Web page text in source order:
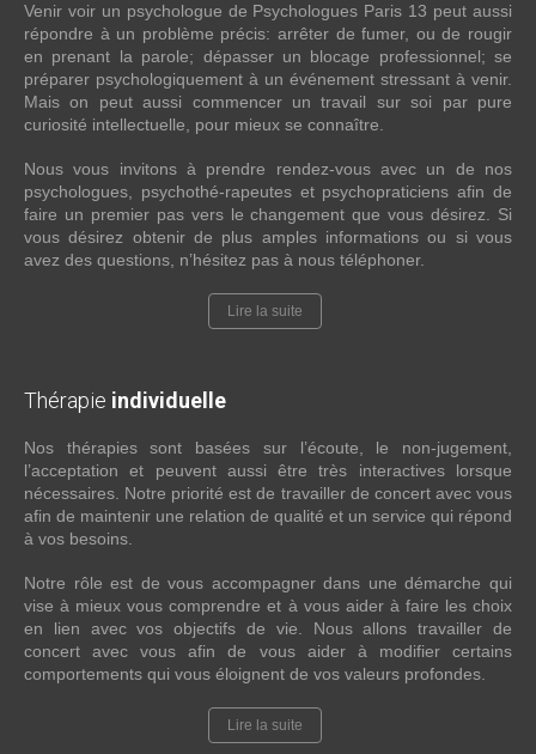
Venir voir un psychologue de Psychologues Paris 13 peut aussi
répondre à un problème précis: arrêter de fumer, ou de rougir
en prenant la parole; dépasser un blocage professionnel; se
préparer psychologiquement à un événement stressant à venir.
Mais on peut aussi commencer un travail sur soi par pure
curiosité intellectuelle, pour mieux se connaître.
Nous vous invitons à prendre rendez-vous avec un de nos
psychologues, psychothé-rapeutes et psychopraticiens afin de
faire un premier pas vers le changement que vous désirez. Si
vous désirez obtenir de plus amples informations ou si vous
avez des questions, n’hésitez pas à nous téléphoner.
Lire la suite
Thérapie individuelle
Nos thérapies sont basées sur l’écoute, le non-jugement,
l’acceptation et peuvent aussi être très interactives lorsque
nécessaires. Notre priorité est de travailler de concert avec vous
afin de maintenir une relation de qualité et un service qui répond
à vos besoins.
Notre rôle est de vous accompagner dans une démarche qui
vise à mieux vous comprendre et à vous aider à faire les choix
en lien avec vos objectifs de vie. Nous allons travailler de
concert avec vous afin de vous aider à modifier certains
comportements qui vous éloignent de vos valeurs profondes.
Lire la suite